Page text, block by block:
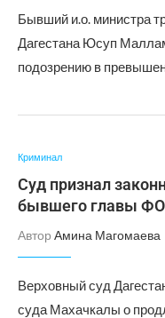
Бывший и.о. министра
Дагестана Юсуп
подозрению в
Криминал
Суд признал
бывшего главы
Автор Амина Магомаева
Верховный суд
суда Махачкалы о